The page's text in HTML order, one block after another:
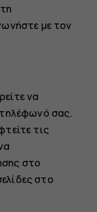
με τον
να
σας.
τις
στο
στο